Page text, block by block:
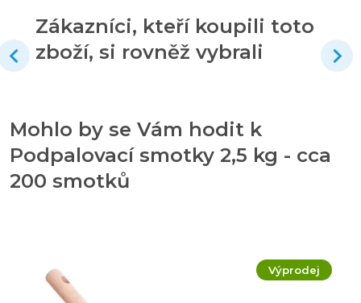
Zákazníci, kteří koupili toto
zboží, si rovněž vybrali
Mohlo by se Vám hodit k
Podpalovací smotky 2,5 kg - cca
200 smotků
Výprodej